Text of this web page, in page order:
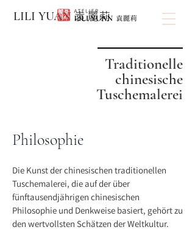
LILI YUAN 袁麗莉
Traditionelle
chinesische
Tuschemalerei
Philosophie
Die Kunst der chinesischen traditionellen
Tuschemalerei, die auf der über
fünftausendjährigen chinesischen
Philosophie und Denkweise basiert, gehört zu
den wertvollsten Schätzen der Weltkultur.